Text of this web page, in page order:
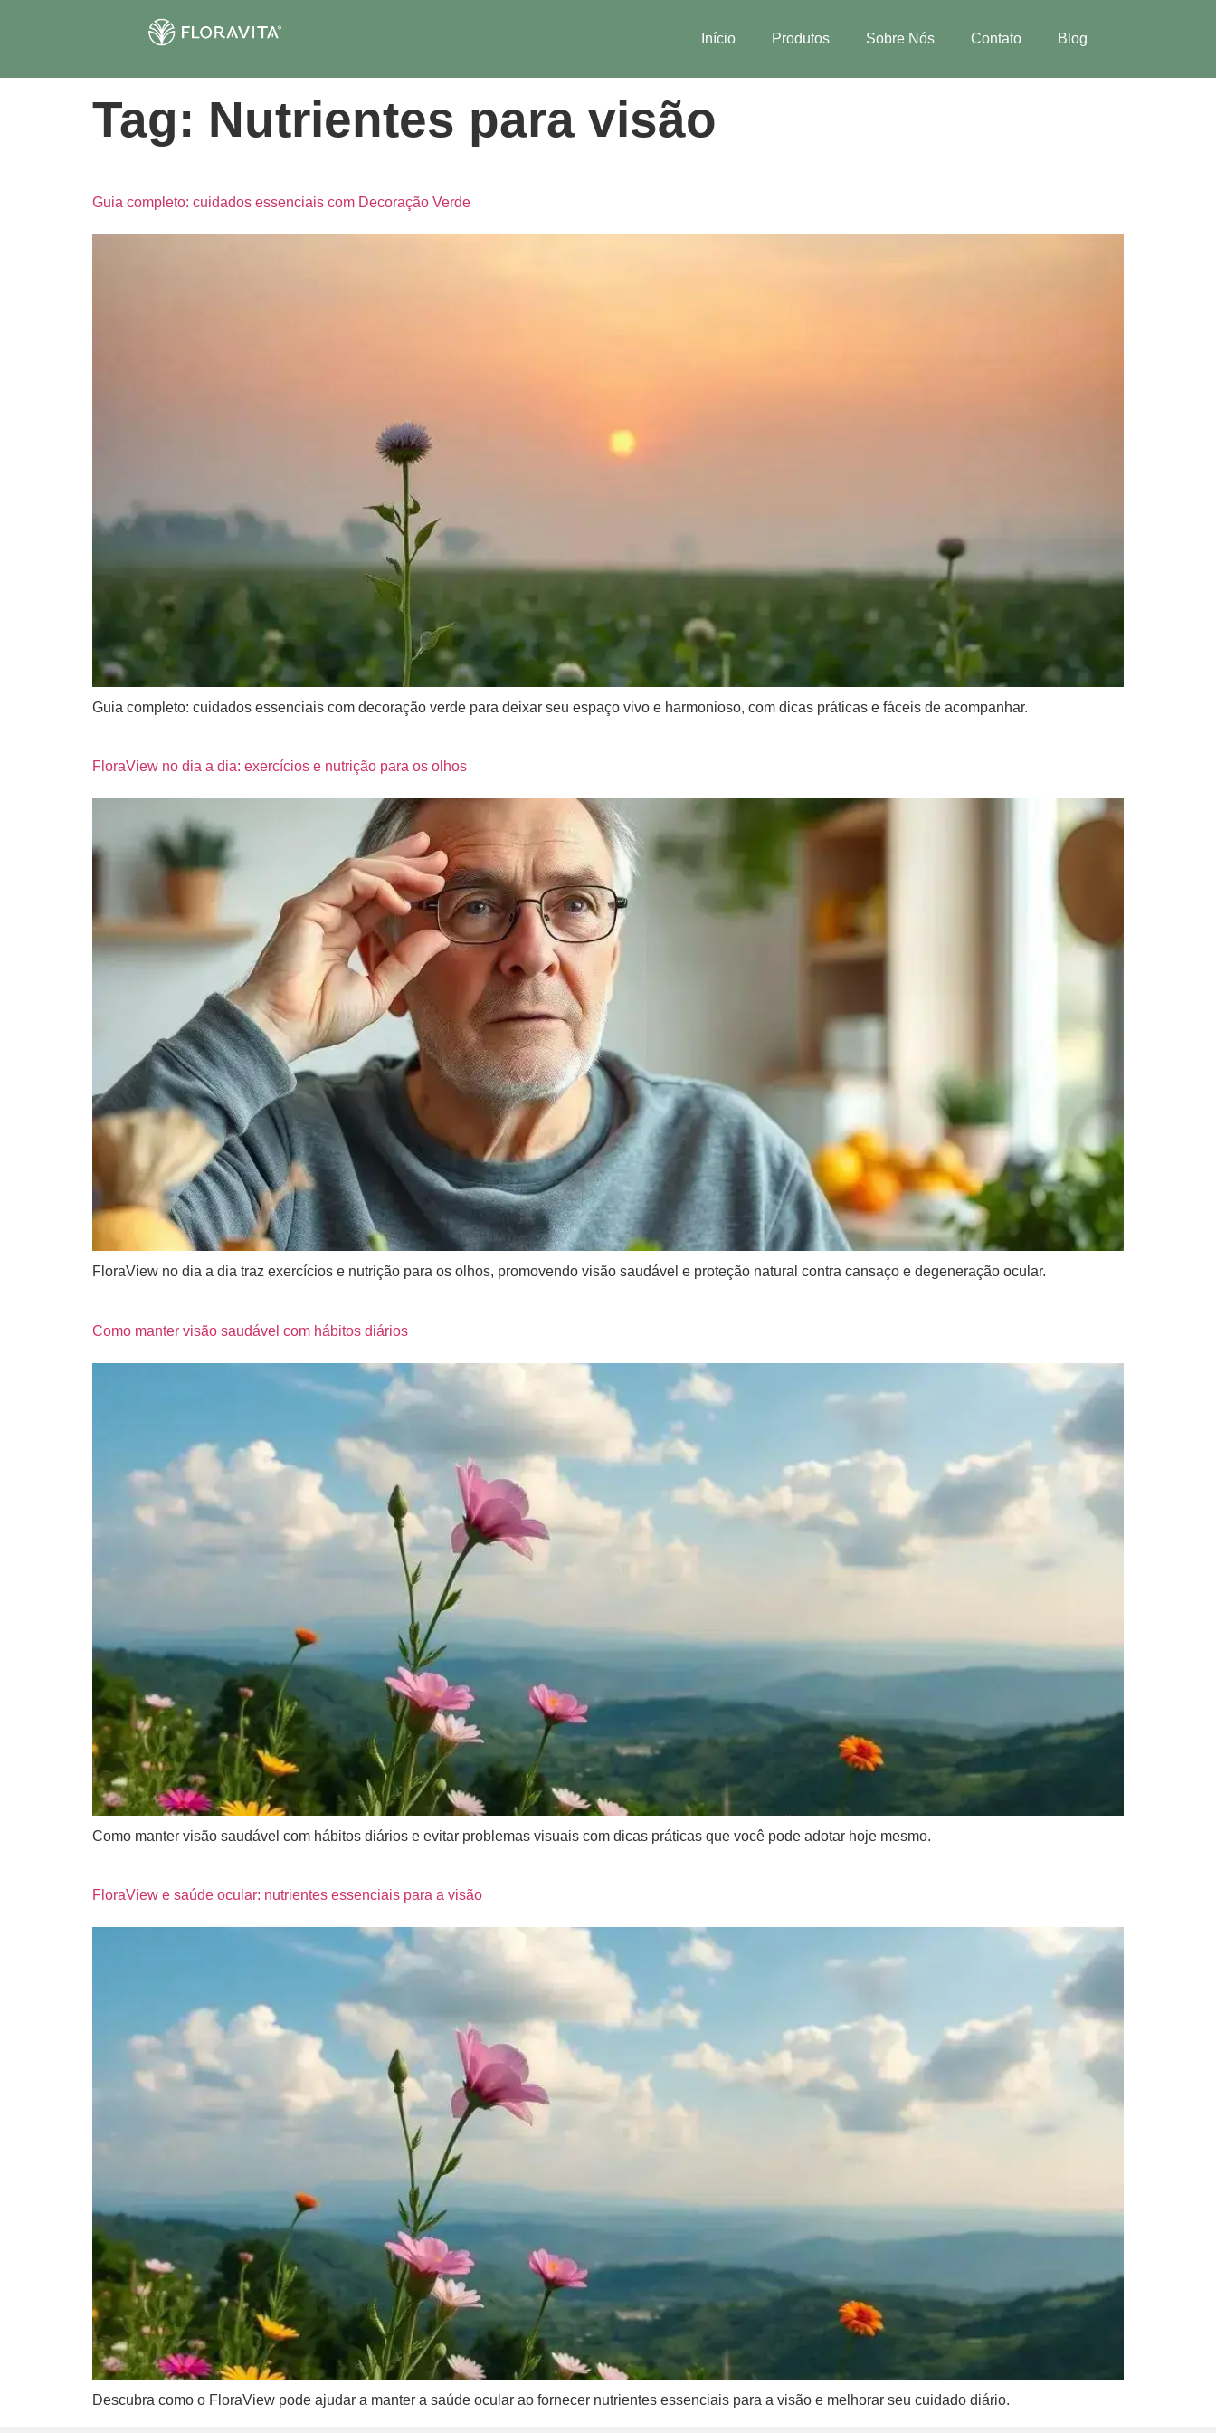
Início Produtos Sobre Nós Contato Blog
Tag: Nutrientes para visão
Guia completo: cuidados essenciais com Decoração Verde
Guia completo: cuidados essenciais com decoração verde para deixar seu espaço vivo e harmonioso, com dicas práticas e fáceis de acompanhar.
FloraView no dia a dia: exercícios e nutrição para os olhos
FloraView no dia a dia traz exercícios e nutrição para os olhos, promovendo visão saudável e proteção natural contra cansaço e degeneração ocular.
Como manter visão saudável com hábitos diários
Como manter visão saudável com hábitos diários e evitar problemas visuais com dicas práticas que você pode adotar hoje mesmo.
FloraView e saúde ocular: nutrientes essenciais para a visão
Descubra como o FloraView pode ajudar a manter a saúde ocular ao fornecer nutrientes essenciais para a visão e melhorar seu cuidado diário.